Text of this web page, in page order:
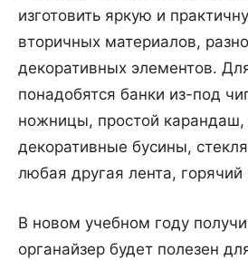
изготовить яркую и
вторичных материалов,
декоративных элементов.
понадобятся банки из-под
ножницы, простой карандаш,
декоративные бусины,
любая другая лента, горячий
В новом учебном году
органайзер будет полезен